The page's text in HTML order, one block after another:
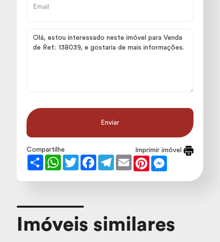
Enviar
Imprimir imóvel
Compartilhe
Share
WhatsApp
TwitterFacebookTelegram
Email PinterestMessenger
Imóveis similares